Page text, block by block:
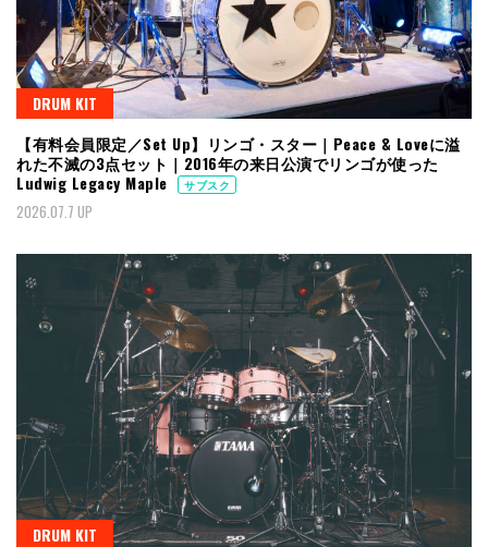
DRUM KIT
【有料会員限定／Set Up】リンゴ・スター｜Peace & Loveに溢
れた不滅の3点セット｜2016年の来日公演でリンゴが使った
Ludwig Legacy Maple
サブスク
2026.07.7 UP
DRUM KIT